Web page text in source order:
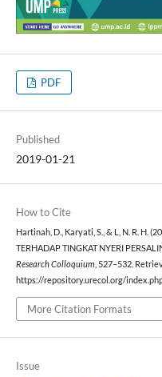
PDF
Published
2019-01-21
How to Cite
Hartinah, D., Karyati, S., & L, N. R. H.
TERHADAP TINGKAT NYERI
Research Colloquium , 527–532.
https://repository.urecol.org/
More Citation Formats
Issue